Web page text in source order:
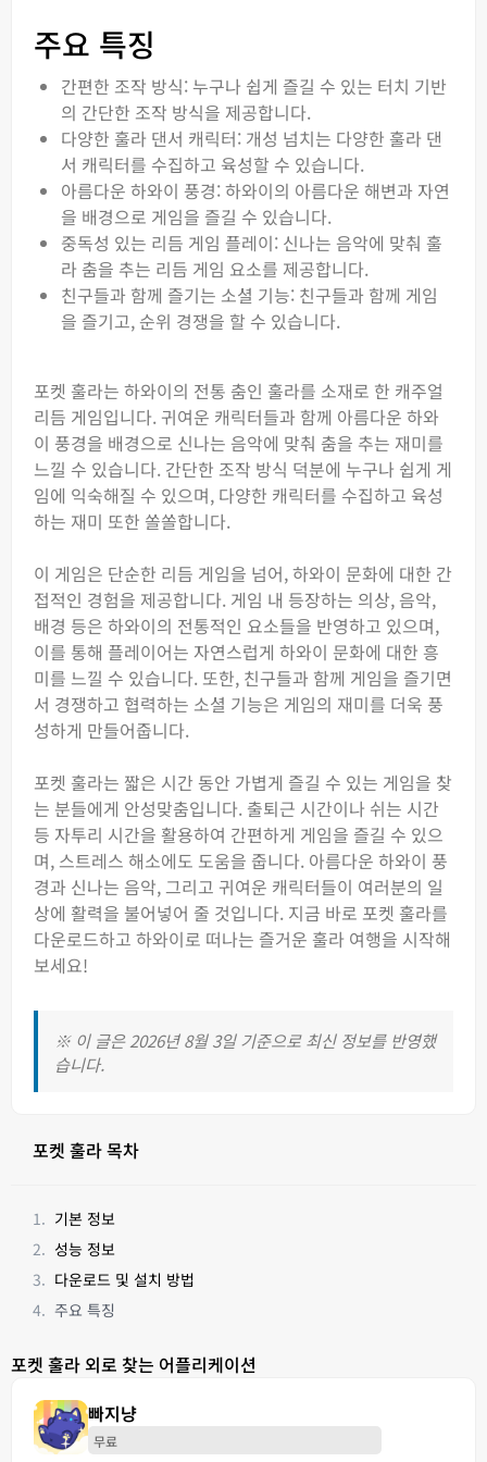
주요 특징
간편한 조작 방식: 누구나 쉽게 즐길 수 있는 터치 기반
의 간단한 조작 방식을 제공합니다.
다양한 훌라 댄서 캐릭터: 개성 넘치는 다양한 훌라 댄
서 캐릭터를 수집하고 육성할 수 있습니다.
아름다운 하와이 풍경: 하와이의 아름다운 해변과 자연
을 배경으로 게임을 즐길 수 있습니다.
중독성 있는 리듬 게임 플레이: 신나는 음악에 맞춰 훌
라 춤을 추는 리듬 게임 요소를 제공합니다.
친구들과 함께 즐기는 소셜 기능: 친구들과 함께 게임
을 즐기고, 순위 경쟁을 할 수 있습니다.
포켓 훌라는 하와이의 전통 춤인 훌라를 소재로 한 캐주얼
리듬 게임입니다. 귀여운 캐릭터들과 함께 아름다운 하와
이 풍경을 배경으로 신나는 음악에 맞춰 춤을 추는 재미를
느낄 수 있습니다. 간단한 조작 방식 덕분에 누구나 쉽게 게
임에 익숙해질 수 있으며, 다양한 캐릭터를 수집하고 육성
하는 재미 또한 쏠쏠합니다.
이 게임은 단순한 리듬 게임을 넘어, 하와이 문화에 대한 간
접적인 경험을 제공합니다. 게임 내 등장하는 의상, 음악,
배경 등은 하와이의 전통적인 요소들을 반영하고 있으며,
이를 통해 플레이어는 자연스럽게 하와이 문화에 대한 흥
미를 느낄 수 있습니다. 또한, 친구들과 함께 게임을 즐기면
서 경쟁하고 협력하는 소셜 기능은 게임의 재미를 더욱 풍
성하게 만들어줍니다.
포켓 훌라는 짧은 시간 동안 가볍게 즐길 수 있는 게임을 찾
는 분들에게 안성맞춤입니다. 출퇴근 시간이나 쉬는 시간
등 자투리 시간을 활용하여 간편하게 게임을 즐길 수 있으
며, 스트레스 해소에도 도움을 줍니다. 아름다운 하와이 풍
경과 신나는 음악, 그리고 귀여운 캐릭터들이 여러분의 일
상에 활력을 불어넣어 줄 것입니다. 지금 바로 포켓 훌라를
다운로드하고 하와이로 떠나는 즐거운 훌라 여행을 시작해
보세요!
※ 이 글은 2026년 8월 3일 기준으로 최신 정보를 반영했
습니다.
포켓 훌라 목차
기본 정보
성능 정보
다운로드 및 설치 방법
주요 특징
포켓 훌라 외로 찾는 어플리케이션
빠지냥
무료